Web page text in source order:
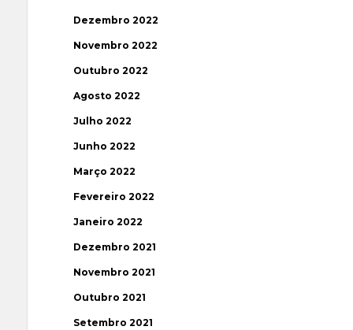
Dezembro 2022
Novembro 2022
Outubro 2022
Agosto 2022
Julho 2022
Junho 2022
Março 2022
Fevereiro 2022
Janeiro 2022
Dezembro 2021
Novembro 2021
Outubro 2021
Setembro 2021